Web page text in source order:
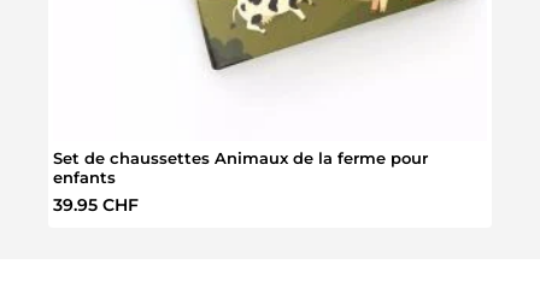
Set de chaussettes Animaux de la ferme pour
enfants
Prix régulier :
39.95 CHF